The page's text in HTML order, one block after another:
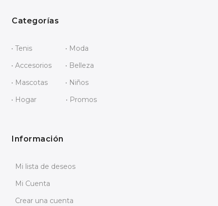
Categorías
• Tenis
• Moda
• Accesorios
• Belleza
• Mascotas
• Niños
• Hogar
• Promos
Información
Mi lista de deseos
Mi Cuenta
Crear una cuenta